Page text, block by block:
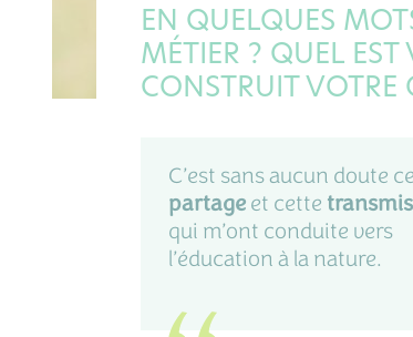
EN QUELQUES
MÉTIER ? QUEL
CONSTRUIT VOTRE
C’est sans aucun doute ce
partageet cette
qui m’ont conduite vers
l’éducation à la nature.